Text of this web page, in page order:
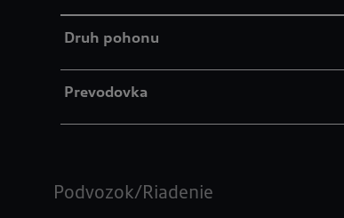
Druh pohonu
Prevodovka
Podvozok/Riadenie